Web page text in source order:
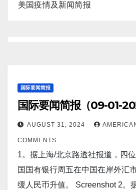
美国疫情及新闻简报
国际要闻简报
国际要闻简报（09-01-
AUGUST 31, 2024
COMMENTS
1。据上海/北京路透社报道，四
国国有银行周五在中国在岸外汇
缓人民币升值。 Screenshot 2。